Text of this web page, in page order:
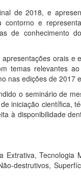
de 2018, e
e
de conhecimento
orais e
temas relevantes
nas edições de 2017
o seminário de
iniciação científica,
à disponibilidade
Tecnologia
destrutivos,